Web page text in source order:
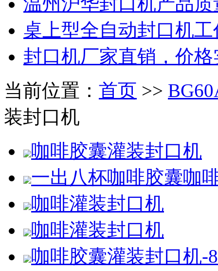
桌上型全自动封口机
封口机厂家直销，价格
当前位置： 首页 >>
装封口机
咖啡胶囊灌装封口机
一出八杯咖啡胶囊咖
咖啡灌装封口机
咖啡灌装封口机
咖啡胶囊灌装封口机-